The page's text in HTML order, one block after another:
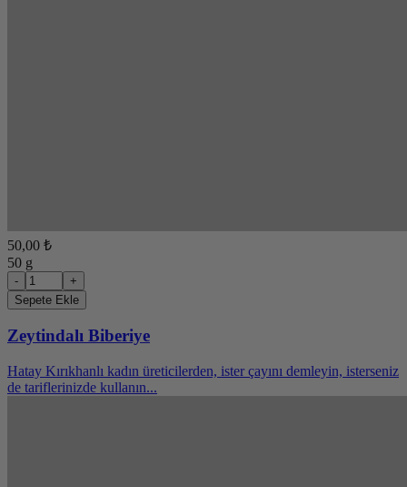
50,00 ₺
50 g
-
+
Sepete Ekle
Zeytindalı Biberiye
Hatay Kırıkhanlı kadın üreticilerden, ister çayını demleyin, isterseniz
de tariflerinizde kullanın...